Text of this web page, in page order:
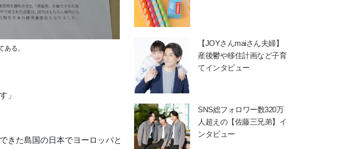
る。
」
きた島国の日本でヨーロッパと
【JOYさんmaiさん夫婦】
産後鬱や移住計画など子育
てインタビュー
SNS総フォロワー数320万
人超えの【佐藤三兄弟】イ
ンタビュー